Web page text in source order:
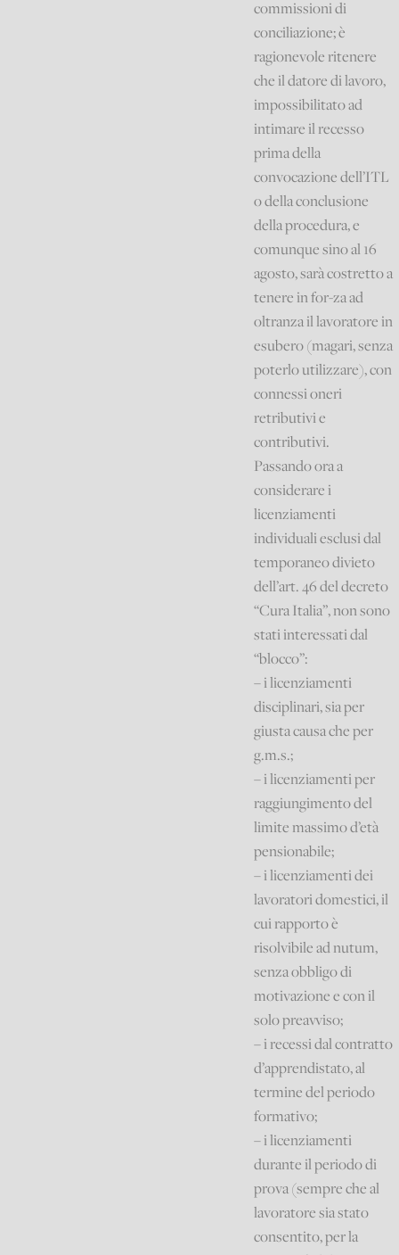
commissioni di
conciliazione; è
ragionevole ritenere
che il datore di lavoro,
impossibilitato ad
intimare il recesso
prima della
convocazione dell’ITL
o della conclusione
della procedura, e
comunque sino al 16
agosto, sarà costretto a
tenere in for-za ad
oltranza il lavoratore in
esubero (magari, senza
poterlo utilizzare), con
connessi oneri
retributivi e
contributivi.
Passando ora a
considerare i
licenziamenti
individuali esclusi dal
temporaneo divieto
dell’art. 46 del decreto
“Cura Italia”, non sono
stati interessati dal
“blocco”:
– i licenziamenti
disciplinari, sia per
giusta causa che per
g.m.s.;
– i licenziamenti per
raggiungimento del
limite massimo d’età
pensionabile;
– i licenziamenti dei
lavoratori domestici, il
cui rapporto è
risolvibile ad nutum,
senza obbligo di
motivazione e con il
solo preavviso;
– i recessi dal contratto
d’apprendistato, al
termine del periodo
formativo;
– i licenziamenti
durante il periodo di
prova (sempre che al
lavoratore sia stato
consentito, per la